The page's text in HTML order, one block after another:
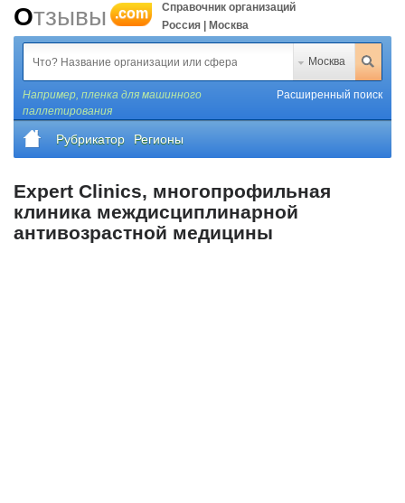
Отзывы .com
Справочник организаций
Россия | Москва
Москва
Например, пленка для машинного
паллетирования
Расширенный поиск
Рубрикатор Регионы
Expert Clinics, многопрофильная
клиника междисциплинарной
антивозрастной медицины